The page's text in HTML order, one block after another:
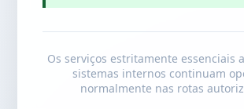
Os serviços estritamente essenciais
sistemas internos continuam
normalmente nas rotas